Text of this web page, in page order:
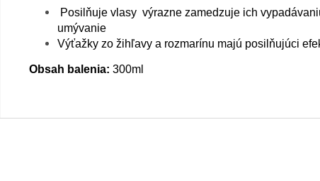
Posilňuje vlasy výrazne zamedzuje ich
umývanie
Výťažky zo žihľavy a rozmarínu majú posilňujúci
Obsah balenia: 300ml